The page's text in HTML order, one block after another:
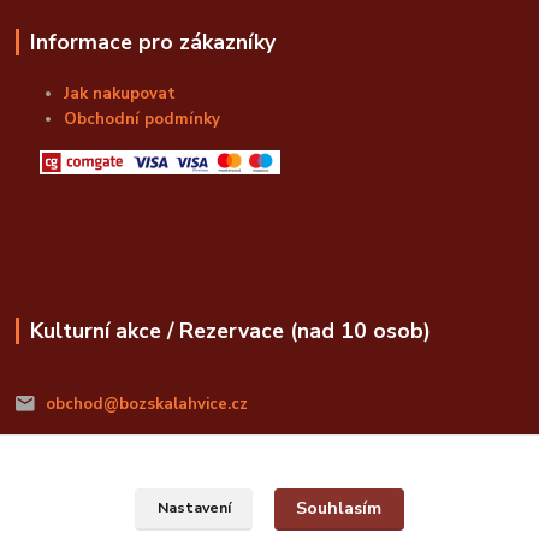
Informace pro zákazníky
Jak nakupovat
Obchodní podmínky
Kulturní akce / Rezervace (nad 10 osob)
obchod@bozskalahvice.cz
Nastavení Souhlasím